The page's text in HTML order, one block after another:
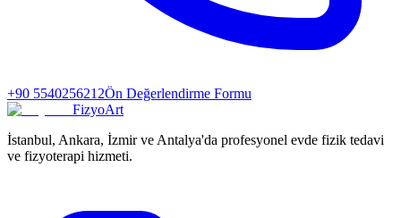
+90 5540256212Ön Değerlendirme Formu
FizyoArt
İstanbul, Ankara, İzmir ve Antalya'da profesyonel evde fizik tedavi
ve fizyoterapi hizmeti.